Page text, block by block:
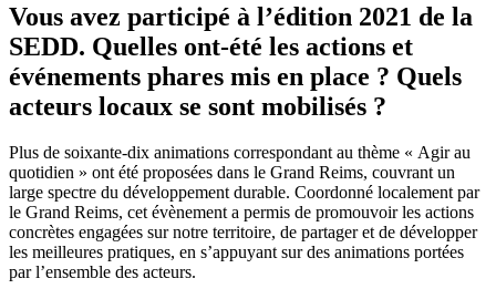
Vous avez participé à l’édition 2021 de la
SEDD. Quelles ont-été les actions et
événements phares mis en place ? Quels
acteurs locaux se sont mobilisés ?
Plus de soixante-dix animations correspondant au thème « Agir au
quotidien » ont été proposées dans le Grand Reims, couvrant un
large spectre du développement durable. Coordonné localement par
le Grand Reims, cet évènement a permis de promouvoir les actions
concrètes engagées sur notre territoire, de partager et de développer
les meilleures pratiques, en s’appuyant sur des animations portées
par l’ensemble des acteurs.